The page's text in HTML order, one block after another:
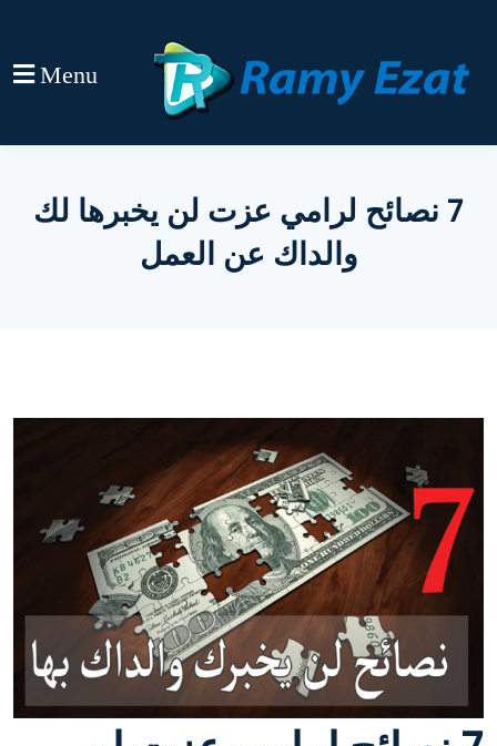
Menu
7 نصائح لرامي عزت لن يخبرها لك
والداك عن العمل